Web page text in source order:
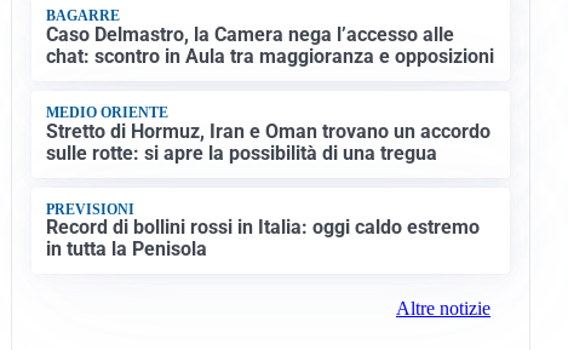
BAGARRE
Caso Delmastro, la Camera nega l’accesso alle
chat: scontro in Aula tra maggioranza e opposizioni
MEDIO ORIENTE
Stretto di Hormuz, Iran e Oman trovano un accordo
sulle rotte: si apre la possibilità di una tregua
PREVISIONI
Record di bollini rossi in Italia: oggi caldo estremo
in tutta la Penisola
Altre notizie